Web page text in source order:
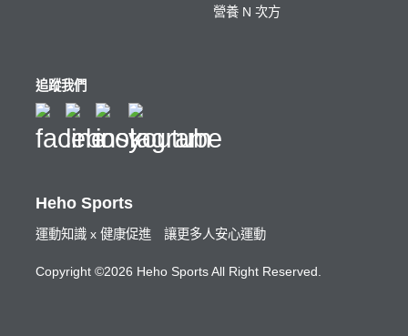
Heho Sports
運動知識 x 健康促進 讓更多人安心運動
Copyright ©2026 Heho Sports All Right Reserved.
營養 N 次方
追蹤我們